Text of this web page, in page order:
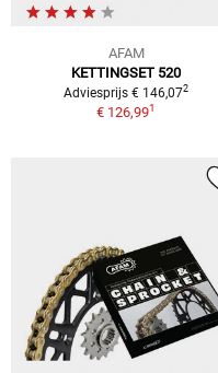
AFAM
KETTINGSET 520
Adviesprijs € 146,072
€ 126,991